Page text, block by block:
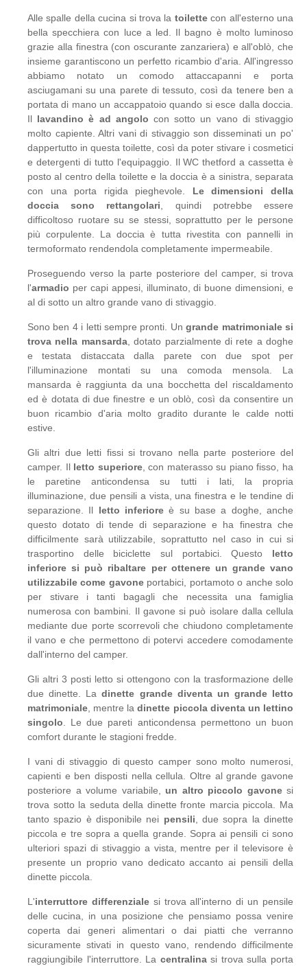
Alle spalle della cucina si trova la toilettecon all'esterno una
bella specchiera con luce a led. Il bagno è molto luminoso
grazie alla finestra (con oscurante zanzariera) e all'oblò, che
insieme garantiscono un perfetto ricambio d'aria. All'ingresso
abbiamo notato un comodo attaccapanni e porta
asciugamani su una parete di tessuto, così da tenere ben a
portata di mano un accappatoio quando si esce dalla doccia.
Il lavandino è ad angolo con sotto un vano di stivaggio
molto capiente. Altri vani di stivaggio son disseminati un po'
dappertutto in questa toilette, così da poter stivare i cosmetici
e detergenti di tutto l'equipaggio. Il WC thetford a cassetta è
posto al centro della toilette e la doccia è a sinistra, separata
con una porta rigida pieghevole. Le dimensioni della
doccia sono rettangolari, quindi potrebbe essere
difficoltoso ruotare su se stessi, soprattutto per le persone
più corpulente. La doccia è tutta rivestita con pannelli in
termoformato rendendola completamente impermeabile.
Proseguendo verso la parte posteriore del camper, si trova
l'armadio per capi appesi, illuminato, di buone dimensioni, e
al di sotto un altro grande vano di stivaggio.
Sono ben 4 i letti sempre pronti. Ungrande matrimoniale si
trova nella mansarda, dotato parzialmente di rete a doghe
e testata distaccata dalla parete con due spot per
l'illuminazione montati su una comoda mensola. La
mansarda è raggiunta da una bocchetta del riscaldamento
ed è dotata di due finestre e un oblò, così da consentire un
buon ricambio d'aria molto gradito durante le calde notti
estive.
Gli altri due letti fissi si trovano nella parte posteriore del
camper. Il letto superiore, con materasso su piano fisso, ha
le paretine anticondensa su tutti i lati, la propria
illuminazione, due pensili a vista, una finestra e le tendine di
separazione. Il letto inferiore è su base a doghe, anche
questo dotato di tende di separazione e ha finestra che
difficilmente sarà utilizzabile, soprattutto nel caso in cui si
trasportino delle biciclette sul portabici. Questo letto
inferiore si può ribaltare per ottenere un grande vano
utilizzabile come gavoneportabici, portamoto o anche solo
per stivare i tanti bagagli che necessita una famiglia
numerosa con bambini. Il gavone si può isolare dalla cellula
mediante due porte scorrevoli che chiudono completamente
il vano e che permettono di potervi accedere comodamente
dall'interno del camper.
Gli altri 3 posti letto si ottengono con la trasformazione delle
due dinette. Ladinette grande diventa un grande letto
matrimoniale, mentre ladinette piccola diventa un lettino
singolo. Le due pareti anticondensa permettono un buon
comfort durante le stagioni fredde.
I vani di stivaggio di questo camper sono molto numerosi,
capienti e ben disposti nella cellula. Oltre al grande gavone
posteriore a volume variabile, un altro piccolo gavonesi
trova sotto la seduta della dinette fronte marcia piccola. Ma
tanto spazio è disponibile nei pensili, due sopra la dinette
piccola e tre sopra a quella grande. Sopra ai pensili ci sono
ulteriori spazi di stivaggio a vista, mentre per il televisore è
presente un proprio vano dedicato accanto ai pensili della
dinette piccola.
L'interruttore differenzialesi trova all'interno di un pensile
delle cucina, in una posizione che pensiamo possa venire
coperta dai generi alimentari o dai piatti che verranno
sicuramente stivati in questo vano, rendendo difficilmente
raggiungibile l'interruttore. La centralinasi trova sulla porta